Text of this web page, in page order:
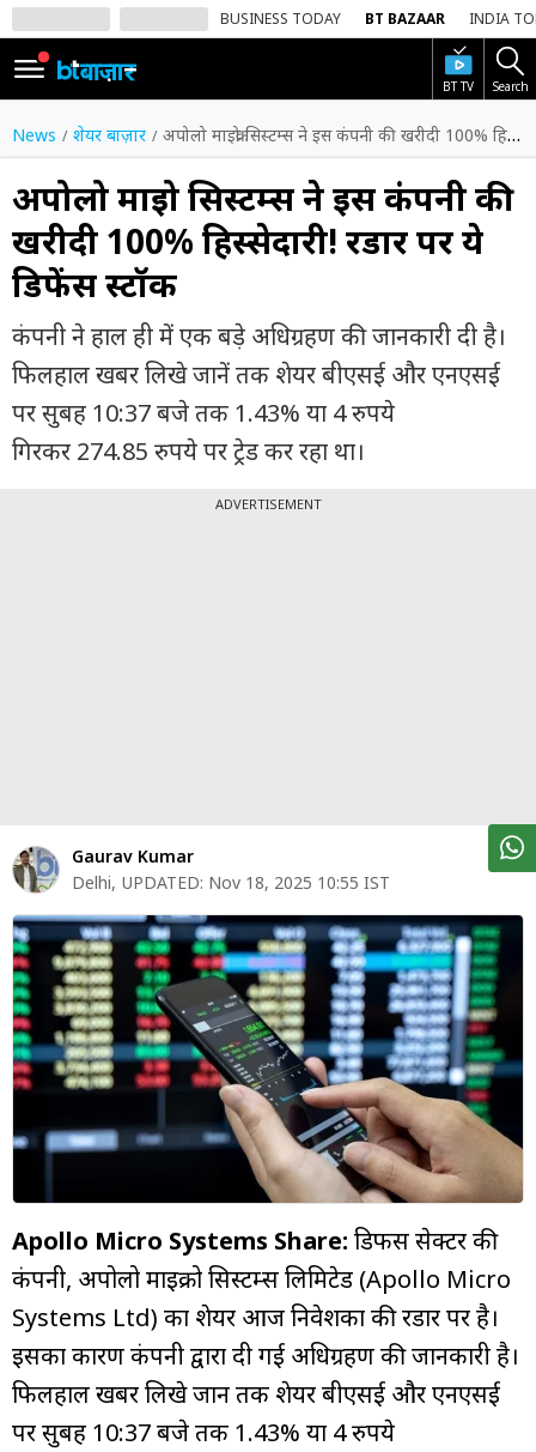
BUSINESS TODAY BT BAZAAR INDIA
BT TV Search
SIGN
IN
Dark
Mode
होम
शेयर
बाज़ार
वीडियो
ट्रेंडिंग
शेयर
बाज़ार
ट्रेंडिंग
बिजनेस
न्यूज
वीडियो
म्यूचुअल
News शेयर बाज़ार अपोलो माइक्रो सिस्टम्स ने इस कंपनी की खरीदी 100% हिस्सेदारी! रडार पर ये डिफेंस स्टॉक
अपोलो माइक्रो सिस्टम्स ने इस कंपनी की
खरीदी 100% हिस्सेदारी! रडार पर ये
डिफेंस स्टॉक
कंपनी ने हाल ही में एक बड़े अधिग्रहण की जानकारी दी है।
फिलहाल खबर लिखे जानें तक शेयर बीएसई और एनएसई
पर सुबह 10:37 बजे तक 1.43% या 4 रुपये
गिरकर 274.85 रुपये पर ट्रेड कर रहा था।
ADVERTISEMENT
Gaurav Kumar
Delhi, UPDATED: Nov 18, 2025 10:55 IST
Apollo Micro Systems Share: डिफेंस सेक्टर की
कंपनी, अपोलो माइक्रो सिस्टम्स लिमिटेड (Apollo Micro
Systems Ltd) का शेयर आज निवेशकों की रडार पर है।
इसका कारण कंपनी द्वारा दी गई अधिग्रहण की जानकारी है।
फिलहाल खबर लिखे जानें तक शेयर बीएसई और एनएसई
पर सुबह 10:37 बजे तक 1.43% या 4 रुपये